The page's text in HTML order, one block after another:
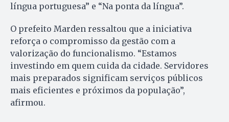
língua portuguesa” e “Na ponta da língua”.
O prefeito Marden ressaltou que a iniciativa
reforça o compromisso da gestão com a
valorização do funcionalismo. “Estamos
investindo em quem cuida da cidade. Servidores
mais preparados significam serviços públicos
mais eficientes e próximos da população”,
afirmou.